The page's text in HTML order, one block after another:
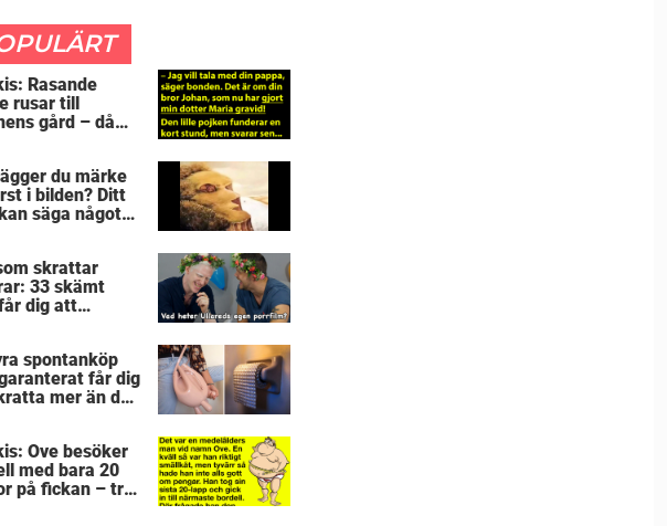
Rasande
rusar till
gård – då
du märke
i bilden? Ditt
säga något
skrattar
33 skämt
dig att
spontanköp
får dig
mer än du
Ove besöker
med bara 20
på fickan – tre